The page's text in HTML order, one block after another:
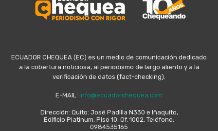
ECUADOR CHEQUEA (EC) es un medio de comunicación dedicado
a la cobertura noticiosa, al periodismo de largo aliento y a la
verificación de datos (fact-checking).
E-MAIL: info@ecuadorchequea.com
Dirección: Quito: José Padilla N330 e Iñaquito,
Edificio Platinum, Piso 10, Of. 1002. Teléfono:
0984535165